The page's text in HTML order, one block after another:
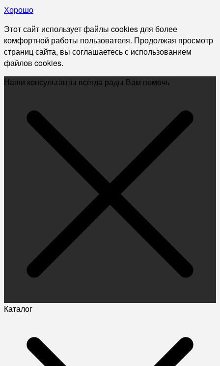
Хорошо
Этот сайт использует файлы cookies для более
комфортной работы пользователя. Продолжая просмотр
страниц сайта, вы соглашаетесь с использованием
файлов cookies.
Наши консультанты всегда рады Вам помочь
Каталог